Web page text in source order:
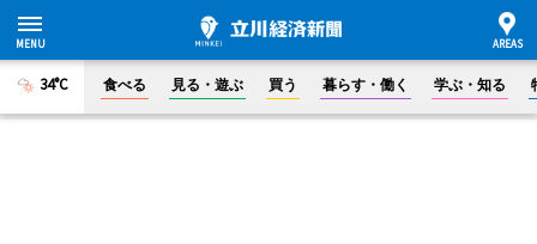
34°C 食べる 見る・遊ぶ 買う 暮らす・働く 学ぶ・知る